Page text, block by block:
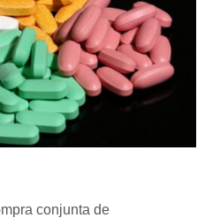
conjunta de